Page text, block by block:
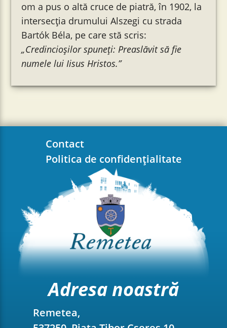
om a pus o altă cruce de piatră, în 1902, la
intersecția drumului Alszegi cu strada
Bartók Béla, pe care stă scris:
„Credincioșilor spuneți: Preaslăvit să fie
numele lui Iisus Hristos.”
Contact
Politica de confidențialitate
Adresa noastră
Remetea,